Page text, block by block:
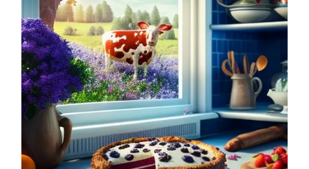
Amore e amare
Cucinare in modo sano
Verde e Sostenibilità
Articoli
Ciao sono Virginia